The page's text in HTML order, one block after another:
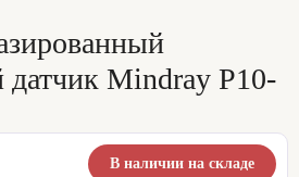
датчик Mindray P10-
В наличии на складе